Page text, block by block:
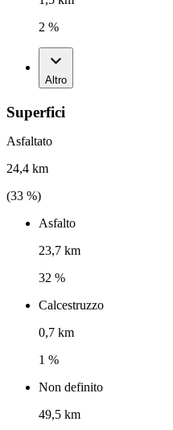
2 %
Altro
Superfici
Asfaltato
24,4 km
(33 %)
Asfalto
23,7 km
32 %
Calcestruzzo
0,7 km
1 %
Non definito
49,5 km